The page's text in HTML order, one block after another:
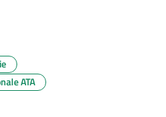
ATA